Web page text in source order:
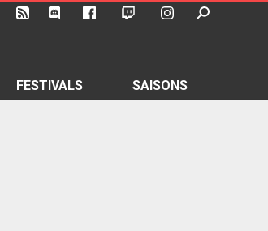
FESTIVALS SAISONS